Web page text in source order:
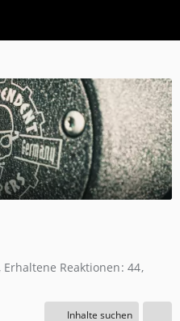
Erhaltene Reaktionen 44
Inhalte suchen